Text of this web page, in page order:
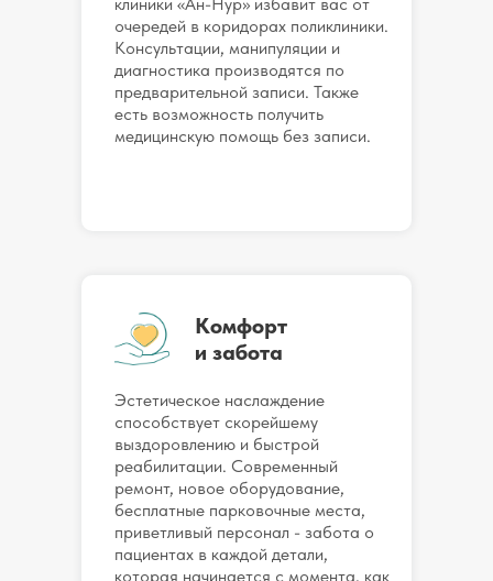
очередей в коридорах поликлиники.
Консультации, манипуляции и
диагностика производятся по
предварительной записи. Также
есть возможность получить
медицинскую помощь без записи.
Комфорт
и забота
Эстетическое наслаждение
способствует скорейшему
выздоровлению и быстрой
реабилитации. Современный
ремонт, новое оборудование,
бесплатные парковочные места,
приветливый персонал - забота о
пациентах в каждой детали,
которая начинается с момента, как